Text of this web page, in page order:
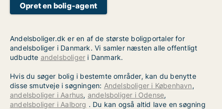
Opret en bolig-agent
Andelsboliger.dk er en af de største boligportaler for
andelsboliger i Danmark. Vi samler næsten alle offentligt
udbudte andelsboliger i Danmark.
Hvis du søger bolig i bestemte områder, kan du benytte
disse smutveje i søgningen: Andelsboliger i København,
andelsboliger i Aarhus, andelsboliger i Odense,
andelsboliger i Aalborg . Du kan også altid lave en søgning